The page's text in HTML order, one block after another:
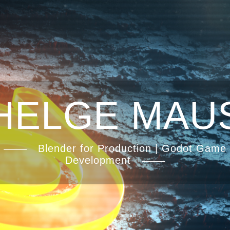
Blender for Production | Godot Game
Development